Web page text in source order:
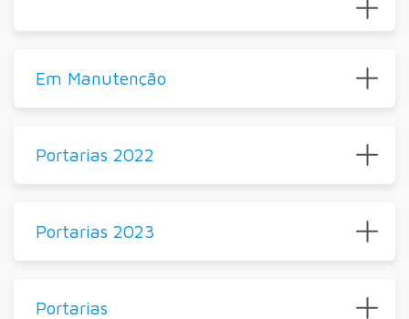
Em Manutenção
Portarias 2022
Portarias 2023
Portarias